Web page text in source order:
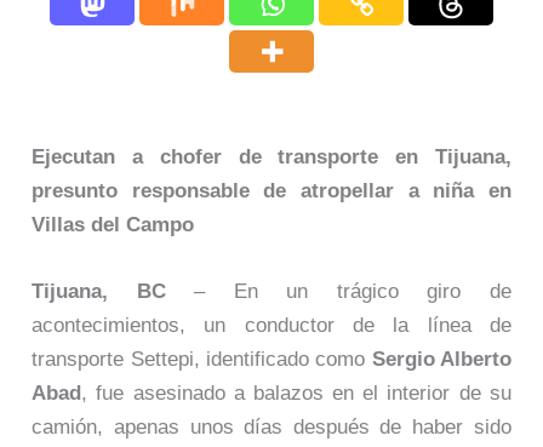
Ejecutan a chofer de transporte en Tijuana,
presunto responsable de atropellar a niña en
Villas del Campo
Tijuana, BC– En un trágico giro de
acontecimientos, un conductor de la línea de
transporte Settepi, identificado como Sergio Alberto
Abad, fue asesinado a balazos en el interior de su
camión, apenas unos días después de haber sido